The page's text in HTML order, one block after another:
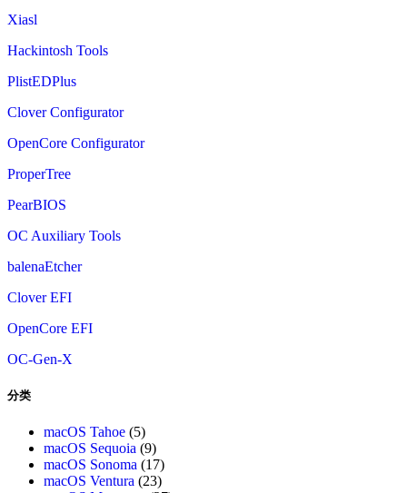
Xiasl
Hackintosh Tools
PlistEDPlus
Clover Configurator
OpenCore Configurator
ProperTree
PearBIOS
OC Auxiliary Tools
balenaEtcher
Clover EFI
OpenCore EFI
OC-Gen-X
分类
macOS Tahoe (5)
macOS Sequoia (9)
macOS Sonoma (17)
macOS Ventura (23)